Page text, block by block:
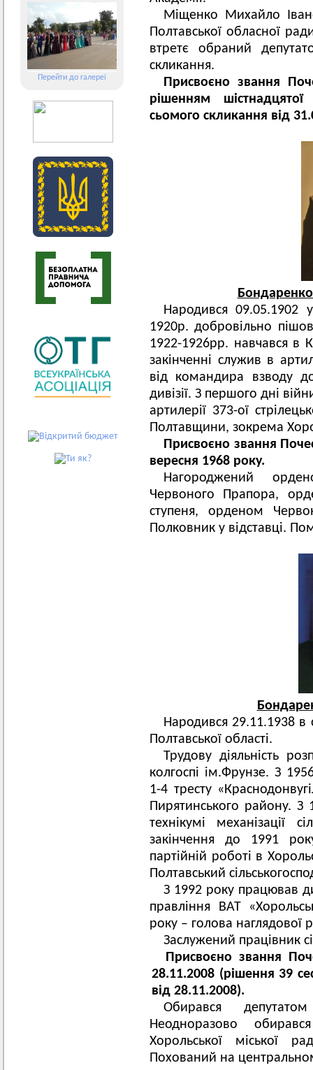
Перейти до галереї
Міщенко Михайло
Полтавської обласної
втретє обраний
скликання.
Присвоєно звання
рішенням
сьомого скликання від
Народився 09.05.1902
1920р. добровільно
1922-1926рр. навчався в
закінченні служив в
від командира взводу до
дивізії. З першого дні
артилерії 373-ої
Полтавщини, зокрема
Присвоєно звання
вересня 1968 року.
Нагороджений
Червоного Прапора,
ступеня, орденом
Полковник у відставці.
Народився 29.11.1938
Полтавської області.
Трудову діяльність
колгоспі ім.Фрунзе. З
1-4 тресту
Пирятинського району. З
технікумі механізації
закінчення до 1991
партійній роботі в
Полтавський
З 1992 року працював
правління ВАТ
року – голова наглядової
Заслужений працівник
Присвоєно звання
28.11.2008 (рішення 39
від 28.11.2008).
Обирався
Неодноразово
Хорольської міської
Похований на